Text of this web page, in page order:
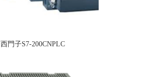
西門子S7-200CNPLC